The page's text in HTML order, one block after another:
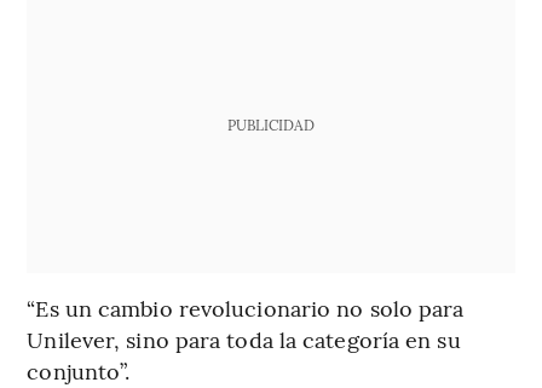
PUBLICIDAD
“Es un cambio revolucionario no solo para
Unilever, sino para toda la categoría en su
conjunto”.